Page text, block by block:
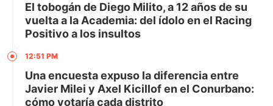
El tobogán de Diego Milito, a 12 años de su
vuelta a la Academia: del ídolo en el Racing
Positivo a los insultos
12:51 PM
Una encuesta expuso la diferencia entre
Javier Milei y Axel Kicillof en el Conurbano:
cómo votaría cada distrito